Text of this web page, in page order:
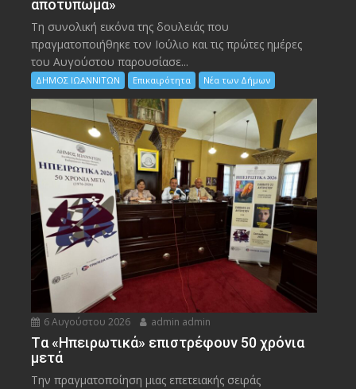
αποτύπωμα»
Τη συνολική εικόνα της δουλειάς που
πραγματοποιήθηκε τον Ιούλιο και τις πρώτες ημέρες
του Αυγούστου παρουσίασε...
ΔΗΜΟΣ ΙΩΑΝΝΙΤΩΝ Επικαιρότητα Νέα των Δήμων
6 Αυγούστου 2026 admin admin
Tα «Ηπειρωτικά» επιστρέφουν 50 χρόνια
μετά
Την πραγματοποίηση μιας επετειακής σειράς